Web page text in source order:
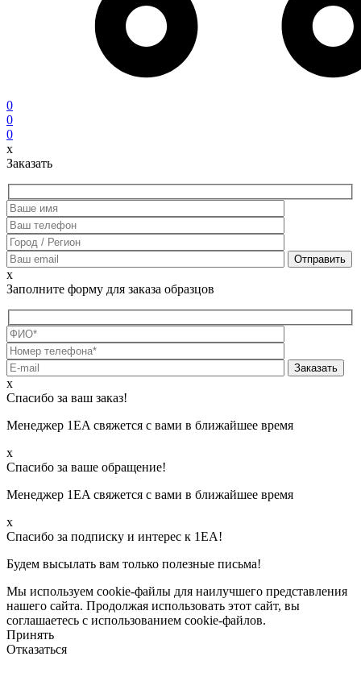
0
0
0
x
Заказать
x
Заполните форму для заказа образцов
х
Спасибо за ваш заказ!
Менеджер 1EA свяжется с вами в ближайшее время
х
Спасибо за ваше обращение!
Менеджер 1EA свяжется с вами в ближайшее время
х
Спасибо за подписку и интерес к 1ЕА!
Будем высылать вам только полезные письма!
Мы используем cookie-файлы для наилучшего представления
нашего сайта. Продолжая использовать этот сайт, вы
соглашаетесь с использованием cookie-файлов.
Принять
Отказаться